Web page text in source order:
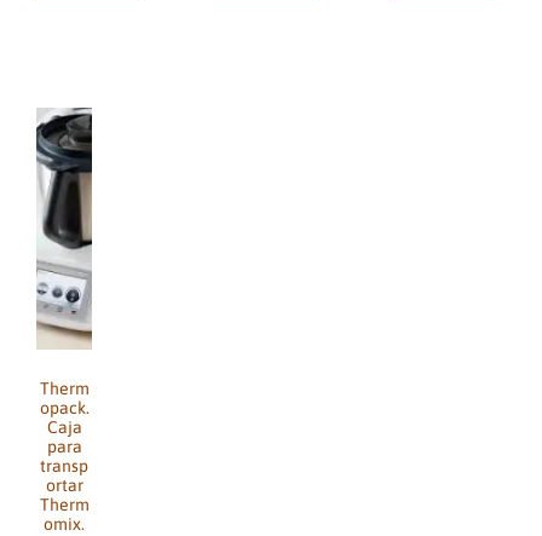
Therm
opack.
Caja
para
transp
ortar
Therm
omix.